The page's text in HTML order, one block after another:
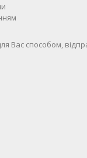
Вас способом,